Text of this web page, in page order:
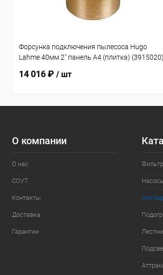
Форсунка подключения пылесоса Hugo
Lahme 40мм 2" панель А4 (плитка) (3915020)
14 016 ₽ / шт
О компании
О нас
СОУТ
Контакты
Доставка
Гарантии